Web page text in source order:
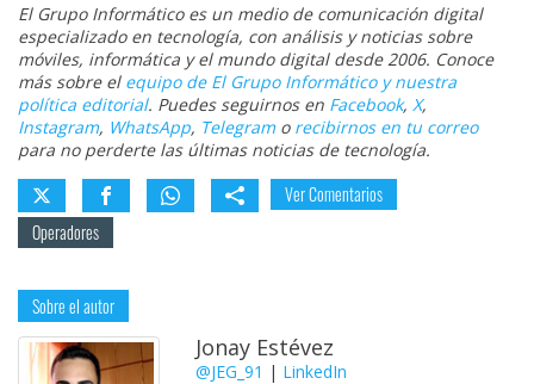
El Grupo Informático es un medio de comunicación digital
especializado en tecnología, con análisis y noticias sobre
móviles, informática y el mundo digital desde 2006. Conoce
más sobre el equipo de El Grupo Informático y nuestra
política editorial. Puedes seguirnos en Facebook, X,
Instagram, WhatsApp, Telegramo recibirnos en tu correo
para no perderte las últimas noticias de tecnología.
Ver Comentarios
Operadores
Sobre el autor
Jonay Estévez
@JEG_91 | LinkedIn